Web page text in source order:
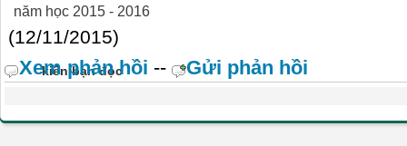
năm học 2015 - 2016
(12/11/2015)
kiến bạn đọc
Xem phản hồi -- Gửi phản hồi